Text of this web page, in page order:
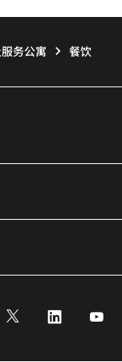
务公寓 餐饮
Twitter LinkedIn